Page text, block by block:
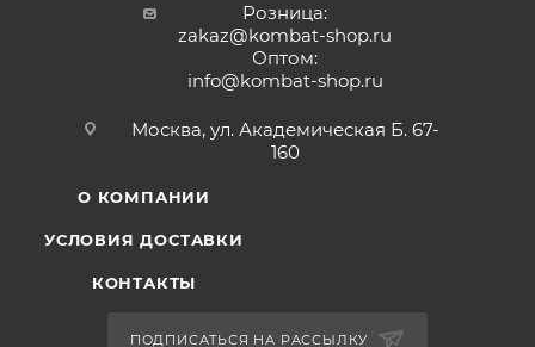
Розница:
zakaz@kombat-shop.ru
Оптом:
info@kombat-shop.ru
Москва, ул. Академическая Б. 67-
160
О КОМПАНИИ
УСЛОВИЯ ДОСТАВКИ
КОНТАКТЫ
ПОДПИСАТЬСЯ НА РАССЫЛКУ